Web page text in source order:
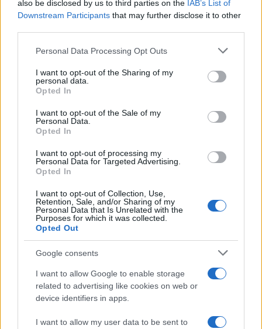
also be disclosed by us to third parties on the IAB’s List of
Downstream Participants that may further disclose it to other
Please note that this website/app uses one or more Google
not limited to your visit or usage behaviour. You may click to
grant or deny consent to Google and its third-party tags to
use your data for below specified purposes in below Google
consent section.
Personal Data Processing Opt Outs
I want to opt-out of the Sharing of my
personal data.
Opted In
I want to opt-out of the Sale of my
Personal Data.
Opted In
I want to opt-out of processing my
Personal Data for Targeted Advertising.
Opted In
I want to opt-out of Collection, Use,
Retention, Sale, and/or Sharing of my
Personal Data that Is Unrelated with the
Purposes for which it was collected.
Opted Out
Google consents
I want to allow Google to enable storage
related to advertising like cookies on web or
device identifiers in apps.
I want to allow my user data to be sent to
Βλαδίμηρος Κυριακίδης: Η εξομολόγηση για
ανθρώπου»
06.08.2026